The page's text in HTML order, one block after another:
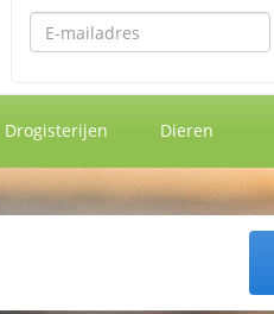
Emailadres
Drogisterijen Dieren